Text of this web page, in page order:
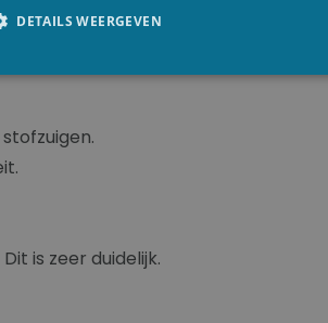
een filter cartridge altijd
Dit is zeer duidelijk.
DETAILS WEERGEVEN